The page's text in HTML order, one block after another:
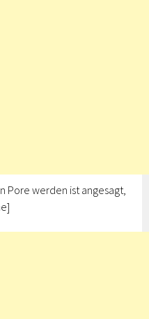
Pore werden ist angesagt,